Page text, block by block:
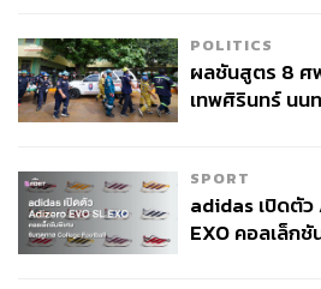
POLITICS
ผลชันสูตร 8 ศ
เทพศิรินทร์ นน
SPORT
adidas เปิดตัว
EXO คอลเล็ก